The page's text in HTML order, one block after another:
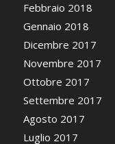
Febbraio 2018
Gennaio 2018
Dicembre 2017
Novembre 2017
Ottobre 2017
Settembre 2017
Agosto 2017
Luglio 2017